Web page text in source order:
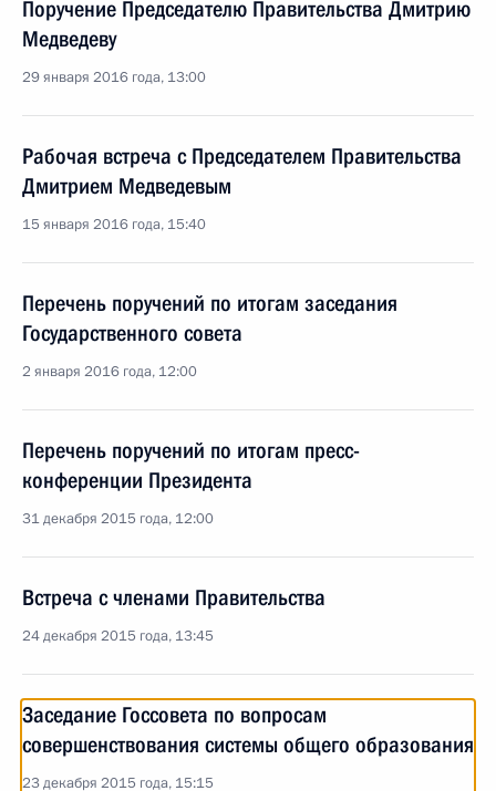
Поручение Председателю Правительства Дмитрию
Медведеву
29 января 2016 года, 13:00
Рабочая встреча с Председателем Правительства
Дмитрием Медведевым
15 января 2016 года, 15:40
Перечень поручений по итогам заседания
Государственного совета
2 января 2016 года, 12:00
Перечень поручений по итогам пресс-
конференции Президента
31 декабря 2015 года, 12:00
Встреча с членами Правительства
24 декабря 2015 года, 13:45
Заседание Госсовета по вопросам
совершенствования системы общего образования
23 декабря 2015 года, 15:15